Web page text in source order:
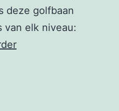
deze golfbaan
van elk niveau:
Bois